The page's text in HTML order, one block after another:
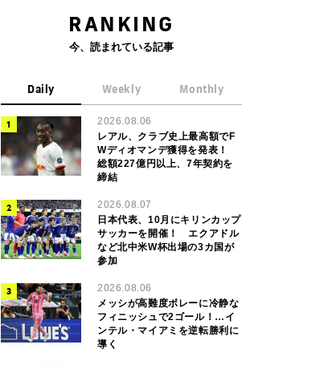
RANKING
今、読まれている記事
Daily Weekly Monthly
2026.08.06
レアル、クラブ史上最高額でF
Wディオマンデ獲得を発表！
総額227億円以上、7年契約を
締結
2026.08.07
日本代表、10月にキリンカップ
サッカーを開催！ エクアドル
など北中米W杯出場の3カ国が
参加
2026.08.06
メッシが高難度ボレーに冷静な
フィニッシュで2ゴール！…イ
ンテル・マイアミを逆転勝利に
導く